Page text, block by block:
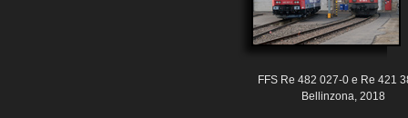
FFS Re 482 027-0 e Re 421
Bellinzona, 2018